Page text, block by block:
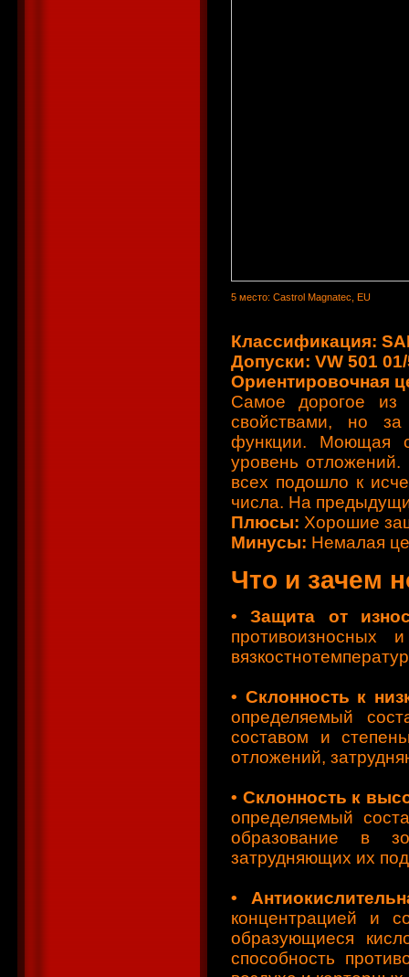
5 место: Castrol Magnatec, EU
Классификация:
Допуски: VW 501
Ориентировочная
Самое дорогое из
свойствами, но за
функции. Моющая
уровень
всех подошло к
числа. На
Плюсы: Хорошие
Минусы: Немалая
Что и зачем
•Защита от
• Склонность к
определяемый
составом и
отложений,
• Склонность к
определяемый
образование в
затрудняющих их
•
концентрацией и
образующиеся
способность